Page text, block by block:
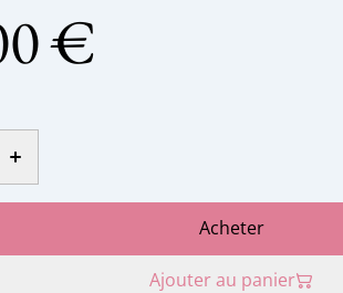
€
Acheter
Ajouter au panier